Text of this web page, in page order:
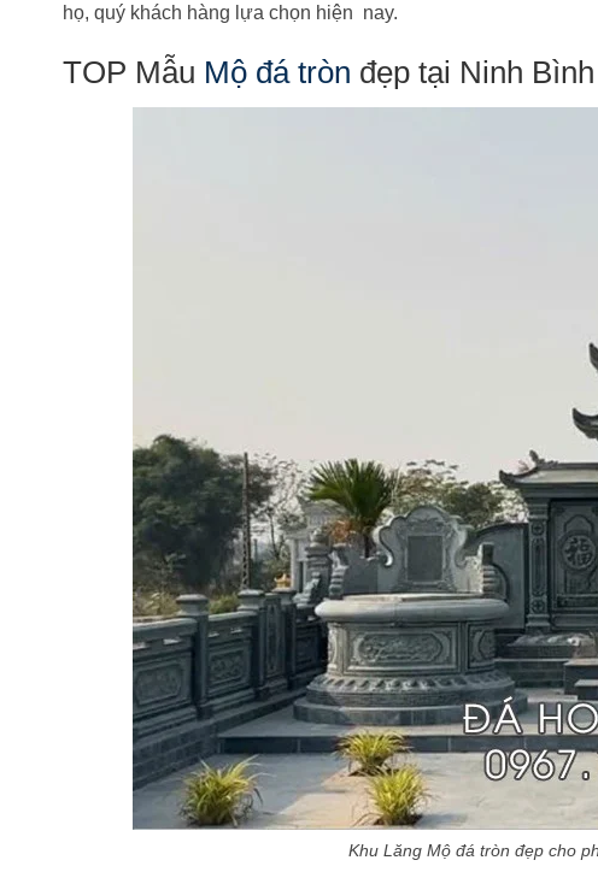
họ, quý khách hàng lựa chọn hiện nay.
TOP Mẫu Mộ đá tròn đẹp tại Ninh
Khu Lăng Mộ đá tròn đẹp cho